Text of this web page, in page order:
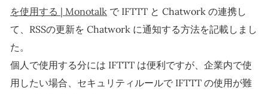
を使用する | Monotalk で IFTTT と Chatwork の連携し
て、RSSの更新を Chatwork に通知する方法を記載しまし
た。
個人で使用する分には IFTTT は便利ですが、企業内で使
用したい場合、セキュリティルールで IFTTT の使用が難